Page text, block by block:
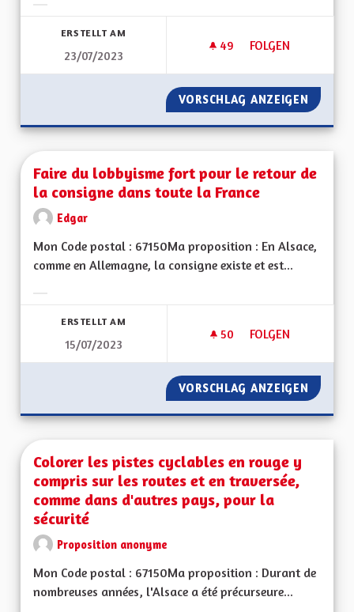
ERSTELLT AM
23/07/2023
49 49 FOLLOWER
FOLGEN
TRANSPORTS ET
VORSCHLAG ANZEIGEN
Faire du lobbyisme fort pour le retour de
la consigne dans toute la France
Edgar
Mon Code postal : 67150Ma proposition : En Alsace,
comme en Allemagne, la consigne existe et est...
ERSTELLT AM
15/07/2023
50 50 FOLLOWER
FOLGEN
FAIRE DU
VORSCHLAG ANZEIGEN FAIRE
Colorer les pistes cyclables en rouge y
compris sur les routes et en traversée,
comme dans d'autres pays, pour la
sécurité
Proposition anonyme
Mon Code postal : 67150Ma proposition : Durant de
nombreuses années, l'Alsace a été précurseure...